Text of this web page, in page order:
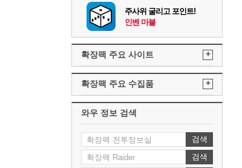
주사위 굴리고 포인트!
인벤 마블
확장팩 주요 사이트 +
확장팩 주요 수집품 +
와우 정보 검색
검색
검색